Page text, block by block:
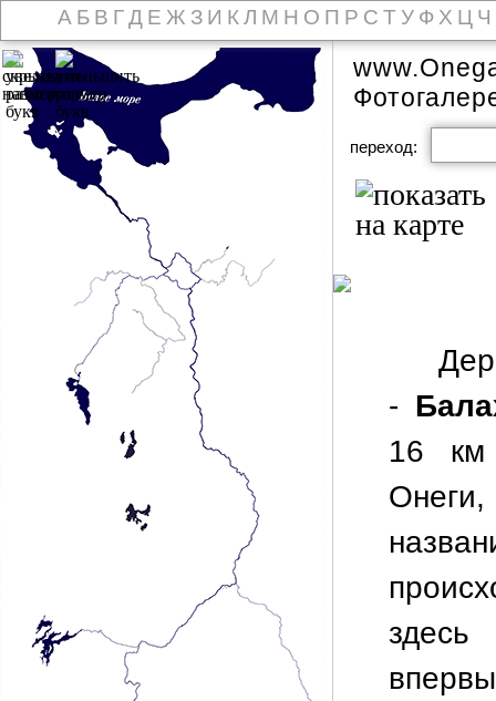
А Б В Г Д Е Ж З И К Л М Н О П Р С Т У Ф Х Ц Ч
переход:
-
16 км